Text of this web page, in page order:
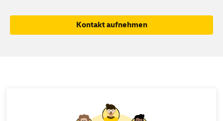
Kontakt aufnehmen